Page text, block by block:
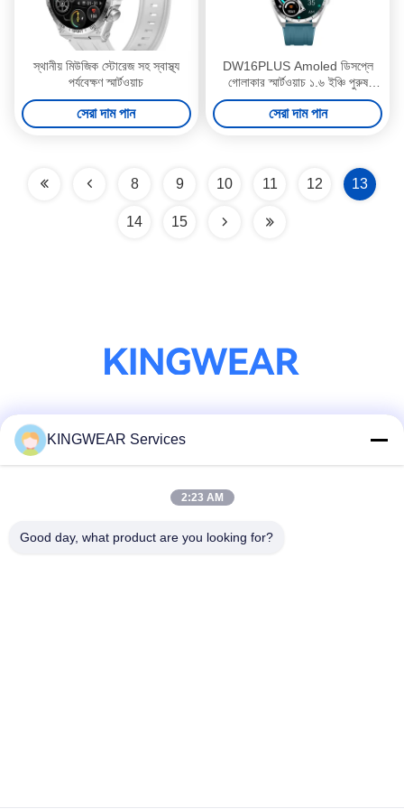
স্থানীয় মিউজিক স্টোরেজ সহ স্বাস্থ্য
পর্যবেক্ষণ স্মার্টওয়াচ
সেরা দাম পান
DW16PLUS Amoled ডিসপ্লে
গোলাকার স্মার্টওয়াচ ১.৬ ইঞ্চি পুরুষ
গোলাকার স্মার্টওয়াচ
সেরা দাম পান
8 9 10 11 12 13
14 15
সোশ্যাল মিডিয়া
টেলিফোন
KINGWEAR Services
2:23 AM
Good day, what product are you looking for?